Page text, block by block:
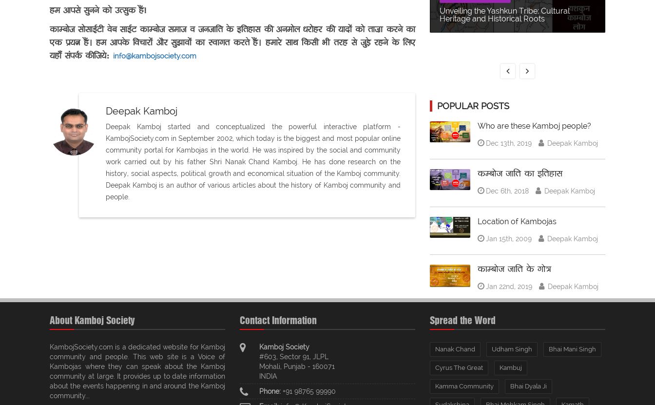
हम आपसे सुनने को उत्सुक हैं!
काम्बोज सोसाईटी वेब साईट काम्बोज समाज व जनजाति के इतिहास की अनमोल धरोहर की यादों को ताज़ा करने का
एक प्रयत्न हैं। हम आपके विचारों और सुझावों का स्वागत करते हैं। हमारे साथ किसी भी तरह से जुड़े रहने के लिए
यहाँ संपर्क कीजिये: info@kambojsociety.com
Deepak Kamboj
Deepak Kamboj started and conceptualized the powerful interactive platform -
KambojSociety.com in September 2002, which today is the biggest and most popular online
community portal for Kambojas in the world. He was inspired by the social and community
work carried out by his father Shri Nanak Chand Kamboj. He has done research on the
history, social aspects, political growth and economical situation of the Kamboj community.
Deepak Kamboj is an author of various articles about the history of Kamboj community and
people.
Unveiling the Yashkun Tribe: Cultural
Heritage and Historical Roots
POPULAR POSTS
Who are these Kamboj people?
Dec 13th, 2019 Deepak Kamboj
कम्बोज जाति का इतिहास
Dec 6th, 2018 Deepak Kamboj
Location of Kambojas
Jan 15th, 2009 Deepak Kamboj
काम्बोज जाति के गोत्र
Jan 22nd, 2019 Deepak Kamboj
About Kamboj Society
KambojSociety.com is a dedicated website for Kamboj
community and people. This web site is a Voice of
Kambojas where they can speak about the Kamboj
community at large. It provides up to date information
about the events happening in and around the Kamboj
community...
Contact Information
Kamboj Society
#603, Sector 91, JLPL
Mohali, Punjab - 160071
INDIA
Phone: +91 98765 99990
Spread the Word
Nanak Chand Udham Singh Bhai Mani Singh
Cyrus The Great Kambuj
Kamma Community Bhai Dyala Ji